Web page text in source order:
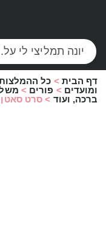
דף הבית > כל
ומועדים > פורים >
ברכה, ועוד > סרט